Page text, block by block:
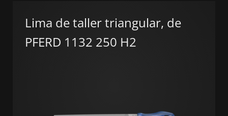
Lima de taller triangular, de
PFERD 1132 250 H2